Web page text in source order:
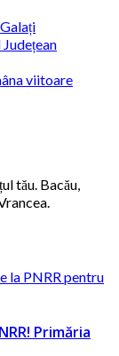
viitoare
tău. Bacău,
Primăria